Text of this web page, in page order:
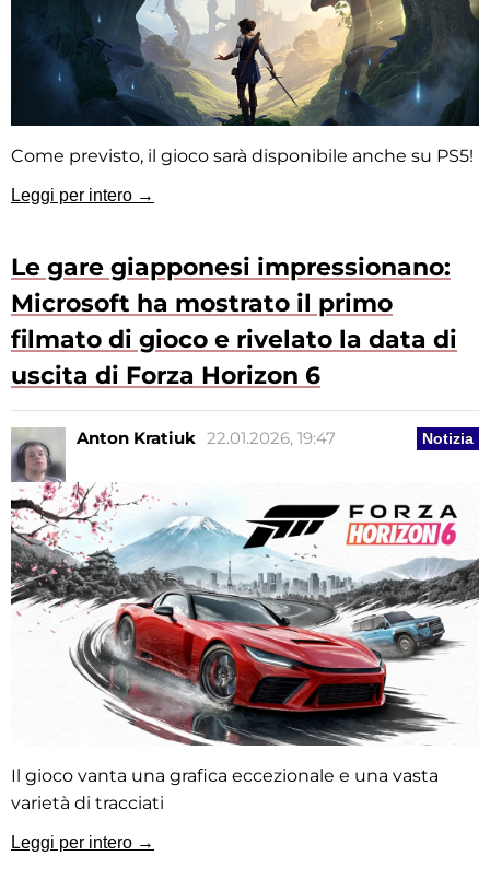
Come previsto, il gioco sarà disponibile anche su PS5!
Leggi per intero →
Le gare giapponesi impressionano:
Microsoft ha mostrato il primo
filmato di gioco e rivelato la data di
uscita di Forza Horizon 6
Notizia
Anton Kratiuk 22.01.2026, 19:47
Il gioco vanta una grafica eccezionale e una vasta
varietà di tracciati
Leggi per intero →